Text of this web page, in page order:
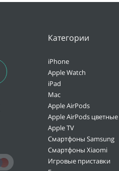
Категории
iPhone
Apple Watch
iPad
Mac
Apple AirPods
Apple AirPods цветные
Apple TV
Смартфоны Samsung
Смартфоны Xiaomi
Игровые приставки